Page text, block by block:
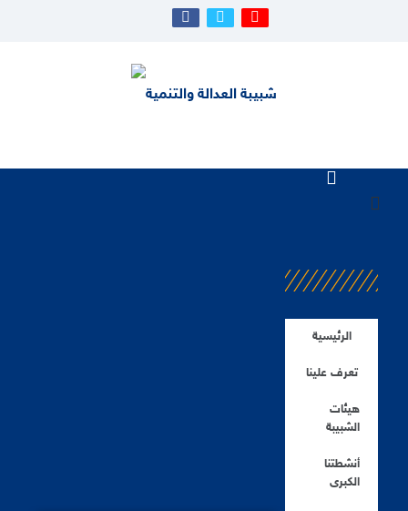
الرئيسية
تعرف علينا
هيئات
الشبيبة
أنشطتنا
الكبرى